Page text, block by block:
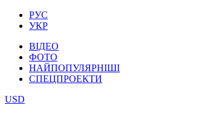
РУС
УКР
ВІДЕО
ФОТО
НАЙПОПУЛЯРНІШІ
СПЕЦПРОЕКТИ
USD